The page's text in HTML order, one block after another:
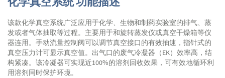
该款化学真空系统广泛应用于化学、生物和制药实验室的排气、蒸
发或者气体抽取等过程。主要用于和旋转蒸发仪或真空干燥箱等仪
器连用。手动流量控制阀可以调节真空接口的有效抽速，指针式的
真空压力计可显示真空值。出气口的废气冷凝器（EK）效率高，结
构紧凑。该冷凝器可实现近100%的溶剂回收效果，可有效地循环利
用溶剂同时保护环境。